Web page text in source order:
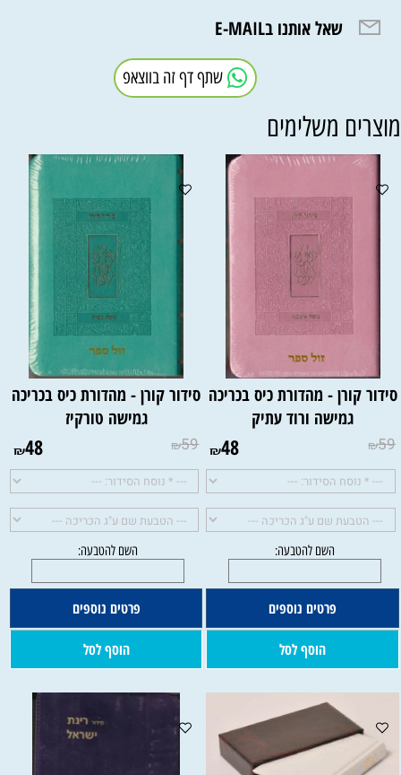
שאל אותנו בE-MAIL
שתף דף זה בווצאפ
משלימים
סידור קורן - מהדורת כיס בכריכה
גמישה ורוד עתיק
₪59
₪48
פרטים נוספים
הוסף לסל
סידור קורן - מהדורת כיס בכריכה
גמישה טורקיז
₪59
₪48
פרטים נוספים
הוסף לסל